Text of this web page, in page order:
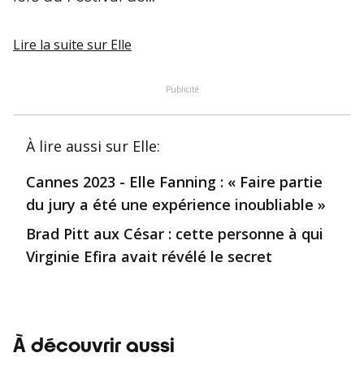
Lire la suite sur Elle
Publicité
À lire aussi sur Elle:
Cannes 2023 - Elle Fanning : « Faire partie
du jury a été une expérience inoubliable »
Brad Pitt aux César : cette personne à qui
Virginie Efira avait révélé le secret
À découvrir aussi